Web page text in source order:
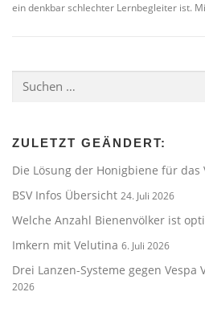
ein denkbar schlechter Lernbegleiter ist.
nach:
ZULETZT GEÄNDERT:
Die Lösung der Honigbiene für das
BSV Infos Übersicht 24. Juli 2026
Welche Anzahl Bienenvölker ist
Imkern mit Velutina 6. Juli 2026
Drei Lanzen-Systeme gegen Vespa
2026